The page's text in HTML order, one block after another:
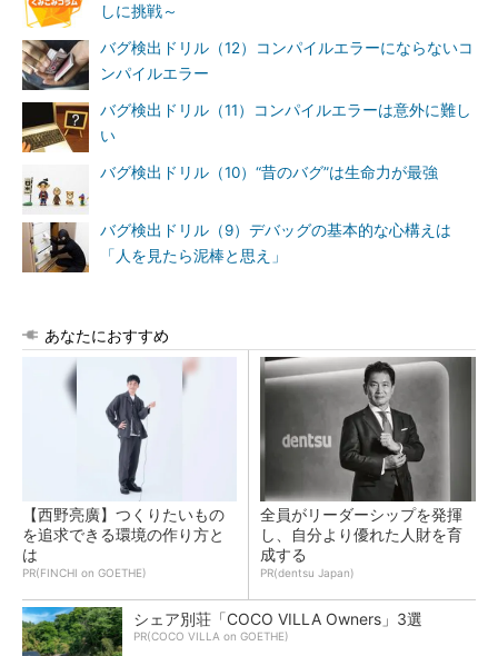
しに挑戦～
バグ検出ドリル（12）コンパイルエラーにならないコ
ンパイルエラー
バグ検出ドリル（11）コンパイルエラーは意外に難し
い
バグ検出ドリル（10）“昔のバグ”は生命力が最強
バグ検出ドリル（9）デバッグの基本的な心構えは
「人を見たら泥棒と思え」
あなたにおすすめ
【西野亮廣】つくりたいもの
を追求できる環境の作り方と
は
PR(FINCHI on GOETHE)
全員がリーダーシップを発揮
し、自分より優れた人財を育
成する
PR(dentsu Japan)
シェア別荘「COCO VILLA Owners」3選
PR(COCO VILLA on GOETHE)